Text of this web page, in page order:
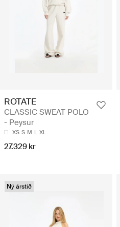
ROTATE
CLASSIC SWEAT POLO
- Peysur
XS S M L XL
27.329 kr
Ný árstíð